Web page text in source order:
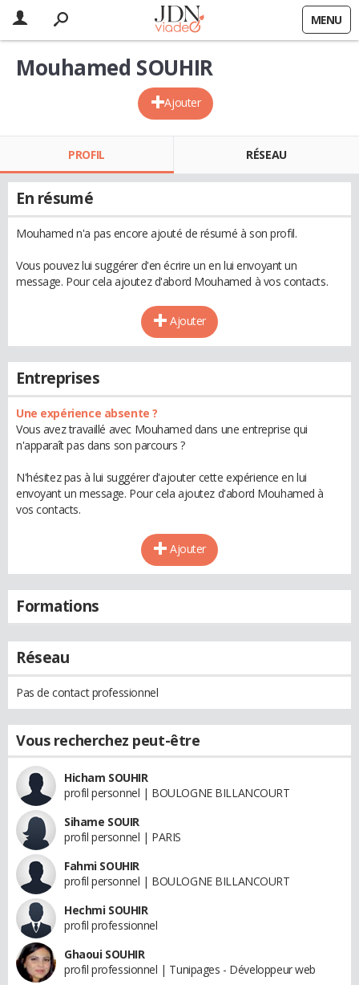
MENU
Ajouter
Mouhamed SOUHIR
PROFIL RÉSEAU
En résumé
Mouhamed n'a pas encore ajouté de résumé à son profil.
Vous pouvez lui suggérer d'en écrire un en lui envoyant un
message. Pour cela ajoutez d'abord Mouhamed à vos contacts.
Ajouter
Entreprises
Une expérience absente ?
Vous avez travaillé avec Mouhamed dans une entreprise qui
n'apparaît pas dans son parcours ?
N'hésitez pas à lui suggérer d'ajouter cette expérience en lui
envoyant un message. Pour cela ajoutez d'abord Mouhamed à
vos contacts.
Ajouter
Formations
Réseau
Pas de contact professionnel
Vous recherchez peut-être
Hicham SOUHIR
profil personnel | BOULOGNE BILLANCOURT
Sihame SOUIR
profil personnel | PARIS
Fahmi SOUHIR
profil personnel | BOULOGNE BILLANCOURT
Hechmi SOUHIR
profil professionnel
Ghaoui SOUHIR
profil professionnel | Tunipages - Développeur web